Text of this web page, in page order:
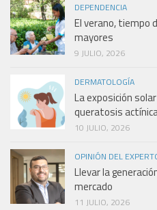
DEPENDENCIA
El verano, tiempo
mayores
9 JULIO, 2026
DERMATOLOGÍA
La exposición
queratosis
10 JULIO, 2026
OPINIÓN DEL
Llevar la
mercado
11 JULIO, 2026